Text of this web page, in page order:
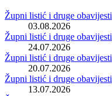
Župni listić i druge obavijesti
03.08.2026
Župni listić i druge obavijesti
24.07.2026
Župni listić i druge obavijesti
20.07.2026
Župni listić i druge obavijesti
13.07.2026